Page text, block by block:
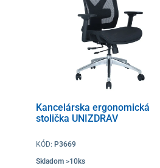
Kancelárska ergonomická
stolička UNIZDRAV
KÓD:P3669
Skladom >10ks